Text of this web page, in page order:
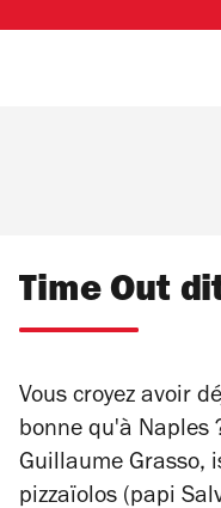
Time Out
Vous croyez avoir
bonne qu'à Naples
Guillaume Grasso,
pizzaïolos (papi